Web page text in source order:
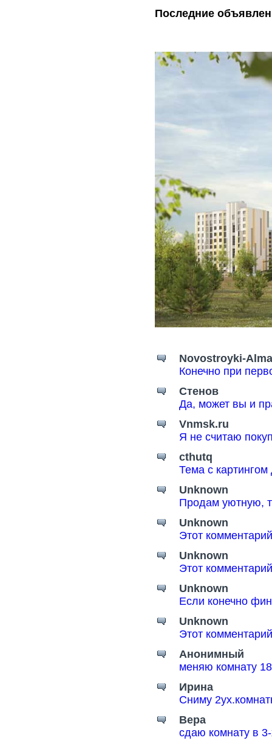
Последние
Novostroyki-
Конечно при
Стенов
Да, может вы и
Vnmsk.ru
Я не считаю
cthutq
Тема с
Unknown
Продам уютную,
Unknown
Этот
Unknown
Этот
Unknown
Если конечно
Unknown
Этот
Анонимный
меняю комнату
Ирина
Сниму
Вера
сдаю комнату в